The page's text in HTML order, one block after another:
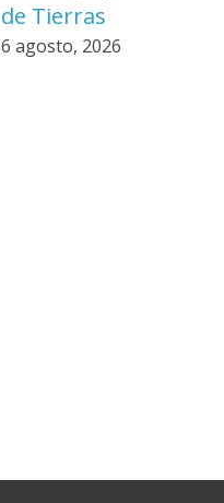
de Tierras
6 agosto, 2026